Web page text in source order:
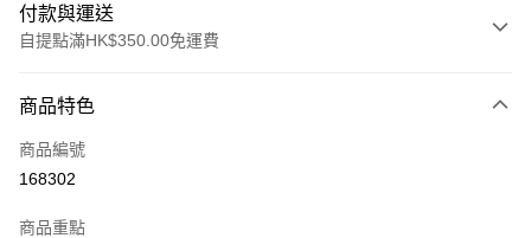
付款與運送
自提點滿HK$350.00免運費
信用卡
Apple Pay
商品特色
商品編號
168302
商品重點